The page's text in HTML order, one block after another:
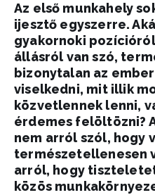
Az első munkahely
ijesztő egyszerre.
gyakornoki
állásról van szó,
bizonytalan az
viselkedni, mit illik
közvetlennek lenni,
érdemes felöltözni?
nem arról szól, hogy
természetellenesen
arról, hogy
közös